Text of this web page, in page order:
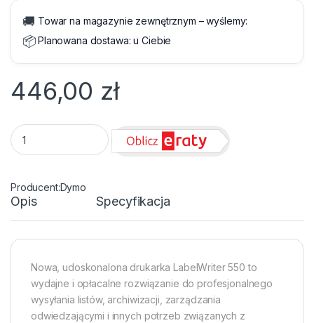
🚚 Towar na magazynie zewnętrznym – wyślemy:
📦Planowana dostawa:u Ciebie
446,00 zł
Drukarka etykiet Dymo LabelWriter 550 quantity
Dymo
Opis Specyfikacja
Nowa, udoskonalona drukarka LabelWriter 550 to
wydajne i opłacalne rozwiązanie do profesjonalnego
wysyłania listów, archiwizacji, zarządzania
odwiedzającymi i innych potrzeb związanych z